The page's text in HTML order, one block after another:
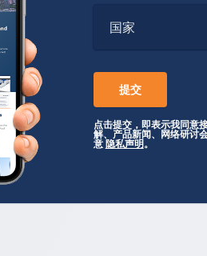
国家
点击提交，即表示我同意
解、产品新闻、网络研讨
意隐私声明。